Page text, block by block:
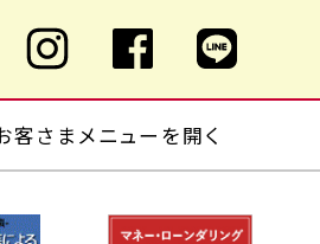
客さまメニューを開く